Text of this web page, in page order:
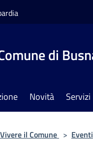
di
Novità Servizi
Vivere il Comune > Eventi